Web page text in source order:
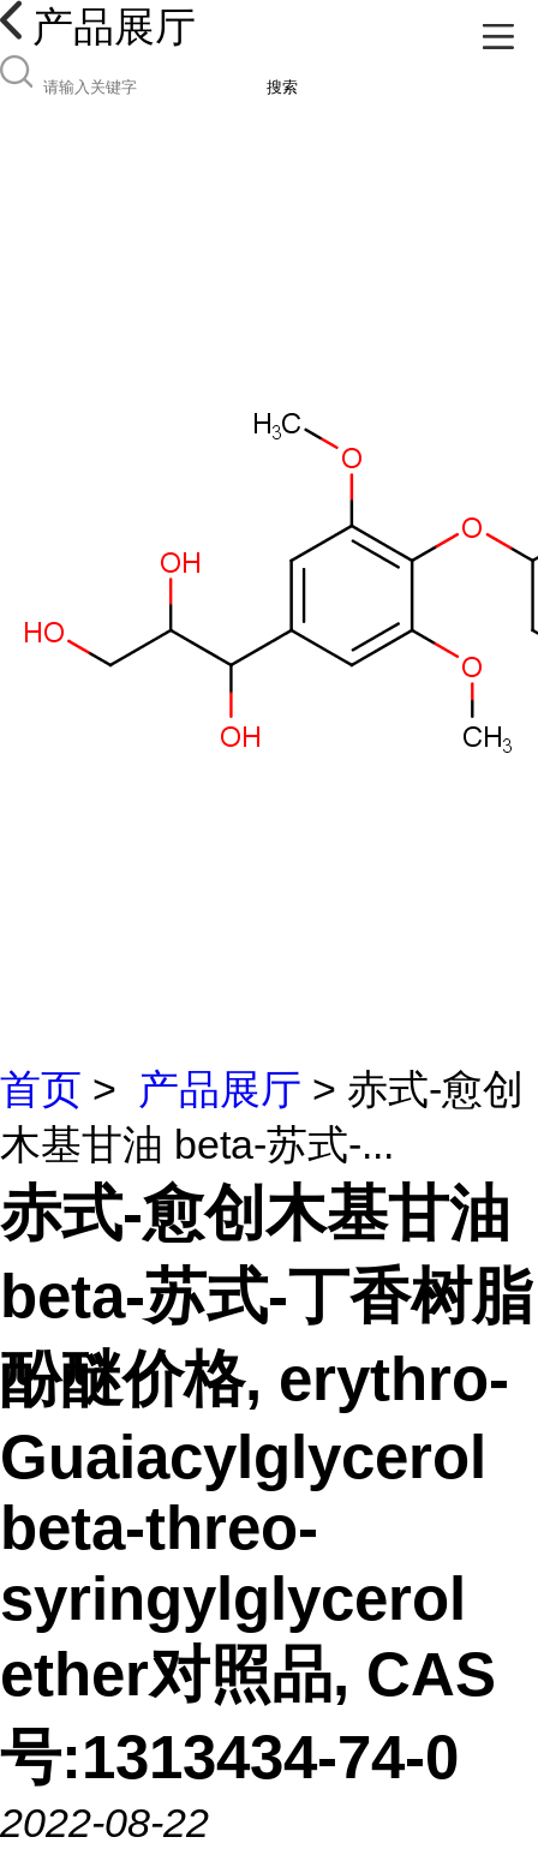
产品展厅
搜索
首页 > 产品展厅 > 赤式-愈创
木基甘油 beta-苏式-...
赤式-愈创木基甘油
beta-苏式-丁香树脂
酚醚价格, erythro-
Guaiacylglycerol
beta-threo-
syringylglycerol
ether对照品, CAS
号:1313434-74-0
2022-08-22